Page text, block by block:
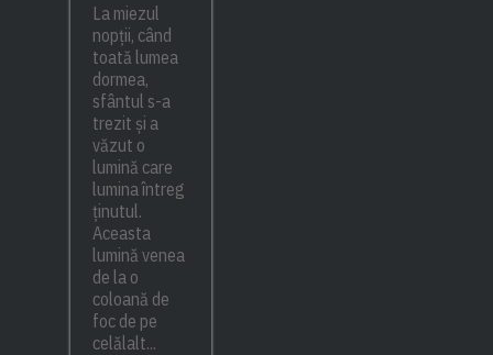
La miezul
nopții, când
toată lumea
dormea,
sfântul s-a
trezit și a
văzut o
lumină care
lumina întreg
ținutul.
Aceasta
lumină venea
de la o
coloană de
foc de pe
celălalt...